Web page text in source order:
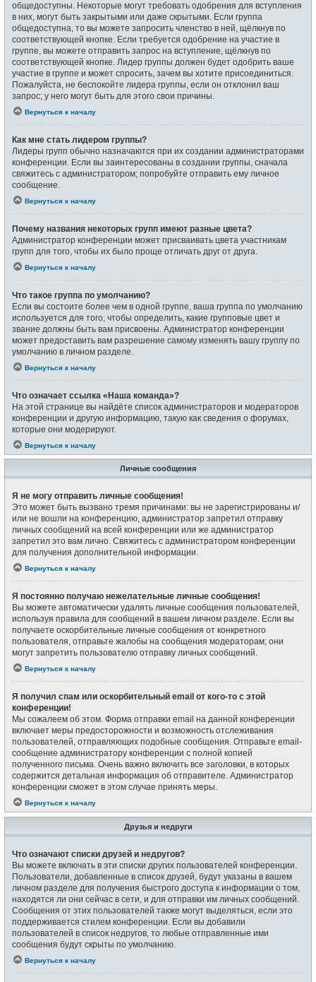
общедоступны. Некоторые могут требовать одобрения для вступления
в них, могут быть закрытыми или даже скрытыми. Если группа
общедоступна, то вы можете запросить членство в ней, щёлкнув по
соответствующей кнопке. Если требуется одобрение на участие в
группе, вы можете отправить запрос на вступление, щёлкнув по
соответствующей кнопке. Лидер группы должен будет одобрить ваше
участие в группе и может спросить, зачем вы хотите присоединиться.
Пожалуйста, не беспокойте лидера группы, если он отклонил ваш
запрос; у него могут быть для этого свои причины.
Вернуться к началу
Как мне стать лидером группы?
Лидеры групп обычно назначаются при их создании администраторами
конференции. Если вы заинтересованы в создании группы, сначала
свяжитесь с администратором; попробуйте отправить ему личное
сообщение.
Вернуться к началу
Почему названия некоторых групп имеют разные цвета?
Администратор конференции может присваивать цвета участникам
групп для того, чтобы их было проще отличать друг от друга.
Вернуться к началу
Что такое группа по умолчанию?
Если вы состоите более чем в одной группе, ваша группа по умолчанию
используется для того, чтобы определить, какие групповые цвет и
звание должны быть вам присвоены. Администратор конференции
может предоставить вам разрешение самому изменять вашу группу по
умолчанию в личном разделе.
Вернуться к началу
Что означает ссылка «Наша команда»?
На этой странице вы найдёте список администраторов и модераторов
конференции и другую информацию, такую как сведения о форумах,
которые они модерируют.
Вернуться к началу
Личные сообщения
Я не могу отправить личные сообщения!
Это может быть вызвано тремя причинами: вы не зарегистрированы и/
или не вошли на конференцию, администратор запретил отправку
личных сообщений на всей конференции или же администратор
запретил это вам лично. Свяжитесь с администратором конференции
для получения дополнительной информации.
Вернуться к началу
Я постоянно получаю нежелательные личные сообщения!
Вы можете автоматически удалять личные сообщения пользователей,
используя правила для сообщений в вашем личном разделе. Если вы
получаете оскорбительные личные сообщения от конкретного
пользователя, отправьте жалобы на сообщения модераторам; они
могут запретить пользователю отправку личных сообщений.
Вернуться к началу
Я получил спам или оскорбительный email от кого-то с этой
конференции!
Мы сожалеем об этом. Форма отправки email на данной конференции
включает меры предосторожности и возможность отслеживания
пользователей, отправляющих подобные сообщения. Отправьте email-
сообщение администратору конференции с полной копией
полученного письма. Очень важно включить все заголовки, в которых
содержится детальная информация об отправителе. Администратор
конференции сможет в этом случае принять меры.
Вернуться к началу
Друзья и недруги
Что означают списки друзей и недругов?
Вы можете включать в эти списки других пользователей конференции.
Пользователи, добавленные в список друзей, будут указаны в вашем
личном разделе для получения быстрого доступа к информации о том,
находятся ли они сейчас в сети, и для отправки им личных сообщений.
Сообщения от этих пользователей также могут выделяться, если это
поддерживается стилем конференции. Если вы добавили
пользователей в список недругов, то любые отправленные ими
сообщения будут скрыты по умолчанию.
Вернуться к началу